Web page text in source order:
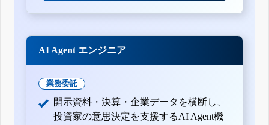
AI Agent エンジニア
業務委託
開示資料・決算・企業データを横断し、
投資家の意思決定を支援するAI Agent機